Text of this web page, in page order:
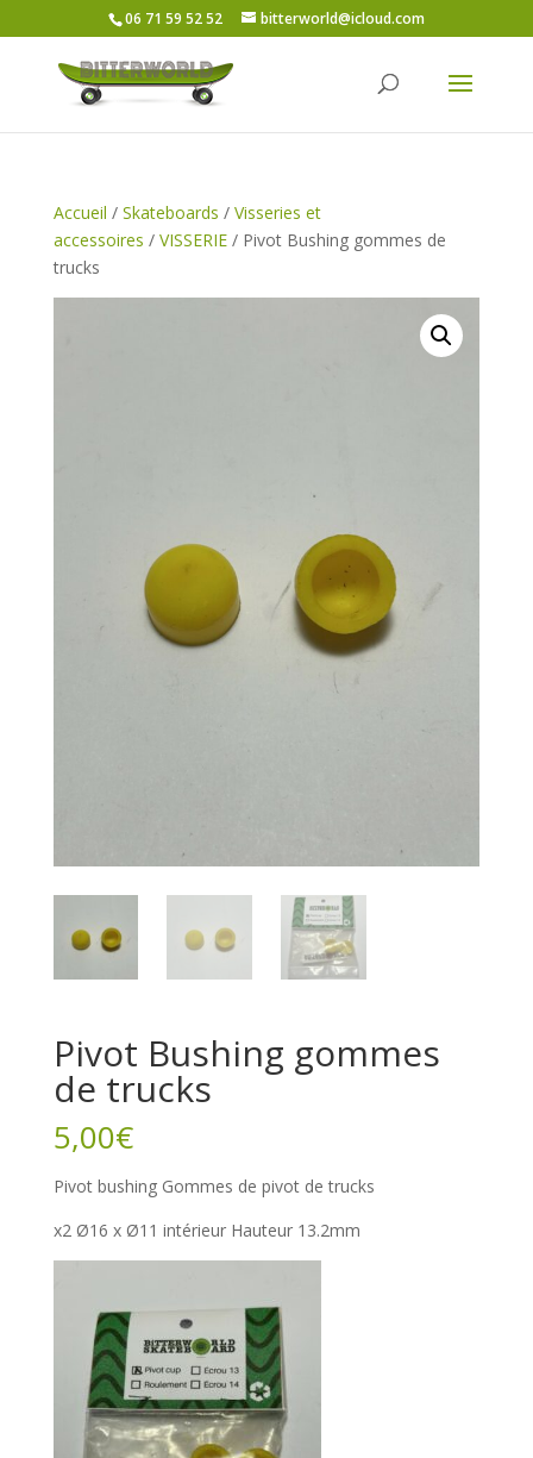
06 71 59 52 52 bitterworld@icloud.com
Accueil / Skateboards / Visseries et
accessoires / VISSERIE/ Pivot Bushing gommes de
trucks
Pivot Bushing gommes
de trucks
5,00€
Pivot bushing Gommes de pivot de trucks
x2 Ø16 x Ø11 intérieur Hauteur 13.2mm